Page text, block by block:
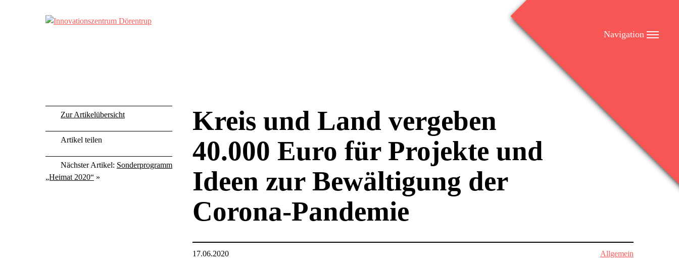
Navigation
Zur Artikelübersicht
Artikel teilen
Nächster Artikel: Sonderprogramm
„Heimat 2020“ »
Kreis und Land vergeben
40.000 Euro für Projekte und
Ideen zur Bewältigung der
Corona-Pandemie
17.06.2020 Allgemein